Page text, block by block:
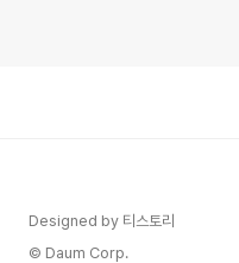
Designed by 티스토리
© Daum Corp.